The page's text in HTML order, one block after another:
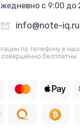
с 9:00 до
info@note-iq.ru
по телефону в
совершенно бесплатны